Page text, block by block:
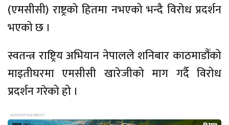
(एमसीसी) राष्ट्रको हितमा नभएको भन्दै विरोध प्रदर्शन
भएको छ ।
स्वतन्त्र राष्ट्रिय अभियान नेपालले शनिबार काठमाडौँको
माइतीघरमा एमसीसी खारेजीको माग गर्दै विरोध
प्रदर्शन गरेको हो ।